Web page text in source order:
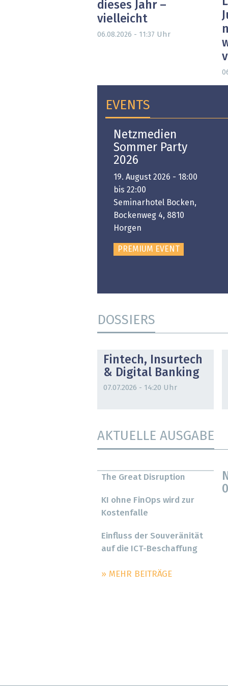
dieses Jahr –
vielleicht
06.08.2026 - 11:37 Uhr
EVENTS
Netzmedien
Sommer Party
2026
19. August 2026 - 18:00
bis 22:00
Seminarhotel Bocken,
Bockenweg 4, 8810
Horgen
PREMIUM EVENT
DOSSIERS
Fintech, Insurtech
& Digital Banking
07.07.2026 - 14:20 Uhr
AKTUELLE AUSGABE
The Great Disruption
KI ohne FinOps wird zur
Kostenfalle
Einfluss der Souveränität
auf die ICT-Beschaffung
» MEHR BEITRÄGE